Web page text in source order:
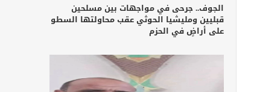
الجوف.. جرحى في مواجهات بين مسلحين
قبليين ومليشيا الحوثي عقب محاولتها السطو
على أراضٍ في الحزم